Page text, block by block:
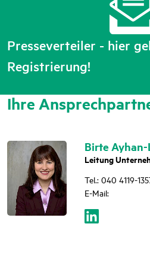
Presseverteiler - hier
Registrierung!
Ihre
Birte
Leitung
Tel.: 040 4119-
E-Mail: